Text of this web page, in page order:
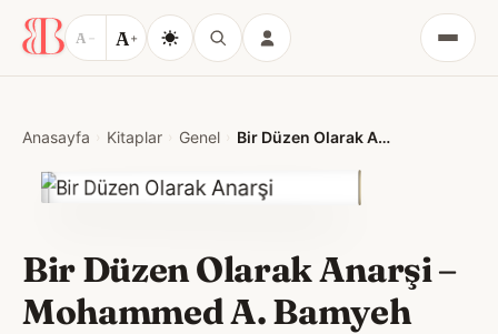
A − A+
Menü
Anasayfa Kitaplar Genel Bir Düzen Olarak Anarşi – Mohammed A. Bamyeh
Bir Düzen Olarak Anarşi –
Mohammed A. Bamyeh